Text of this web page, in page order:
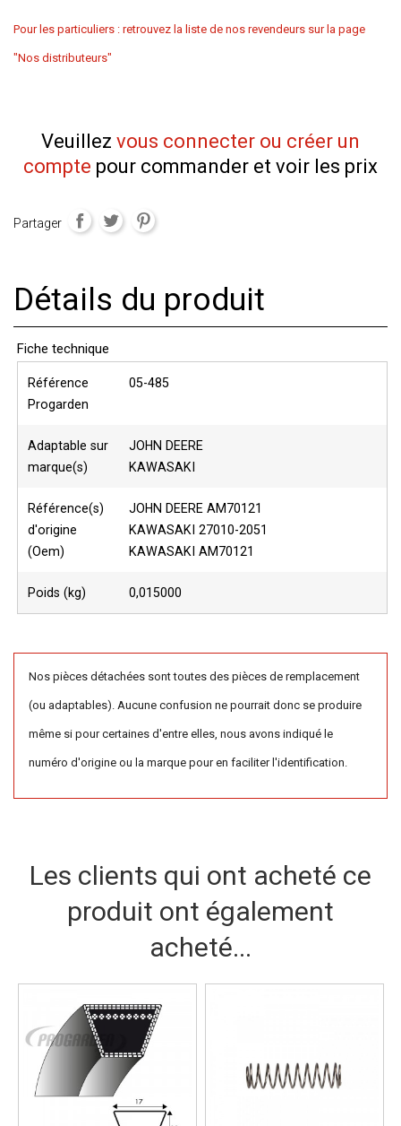
Pour les particuliers : retrouvez la liste de nos revendeurs sur la page
"Nos distributeurs"
Veuillez vous connecter ou créer un
compte pour commander et voir les prix
Partager
Détails du produit
Fiche technique
Référence
Progarden
05-485
Adaptable sur
marque(s)
JOHN DEERE
KAWASAKI
Référence(s)
d'origine
(Oem)
JOHN DEERE AM70121
KAWASAKI 27010-2051
KAWASAKI AM70121
Poids (kg) 0,015000
Nos pièces détachées sont toutes des pièces de remplacement
(ou adaptables). Aucune confusion ne pourrait donc se produire
même si pour certaines d'entre elles, nous avons indiqué le
numéro d'origine ou la marque pour en faciliter l'identification.
Les clients qui ont acheté ce
produit ont également
acheté...